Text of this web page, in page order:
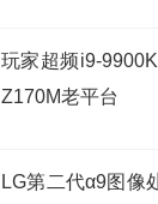
玩家超频i9-
Z170M老平台
LG第二代α9图像